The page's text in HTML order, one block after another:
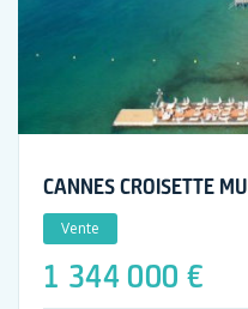
CANNES CROISETTE
Vente
1 344 000 €